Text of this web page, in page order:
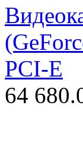
PCI-E
64